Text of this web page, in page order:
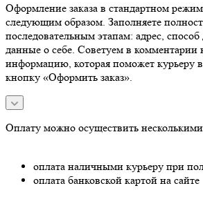
Оформление заказа в стандартном
следующим образом. Заполняете
последовательным этапам: адрес, способ
данные о себе. Советуем в комментарии
информацию, которая поможет курьеру
кнопку «Оформить заказ».
Оплату можно осуществить
оплата наличными курьеру при
оплата банковской картой на сайте